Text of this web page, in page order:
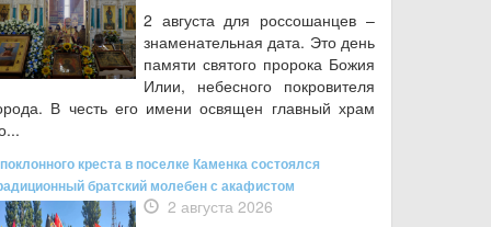
2 августа для россошанцев –
знаменательная дата. Это день
памяти святого пророка Божия
Илии, небесного покровителя
В честь его имени освящен главный храм
креста в поселке Каменка состоялся
братский молебен с акафистом
2 августа 2026